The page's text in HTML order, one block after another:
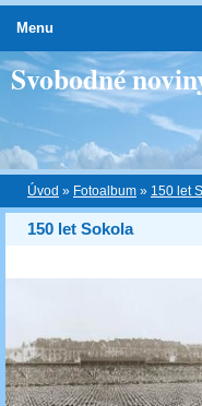
Svobodné
Úvod » Fotoalbum » 150 let
150 let Sokola
Menu